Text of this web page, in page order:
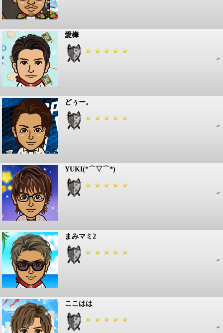
愛樺
どぅー。
YUKI(*⌒▽⌒*)
まみマミ2
ここはは